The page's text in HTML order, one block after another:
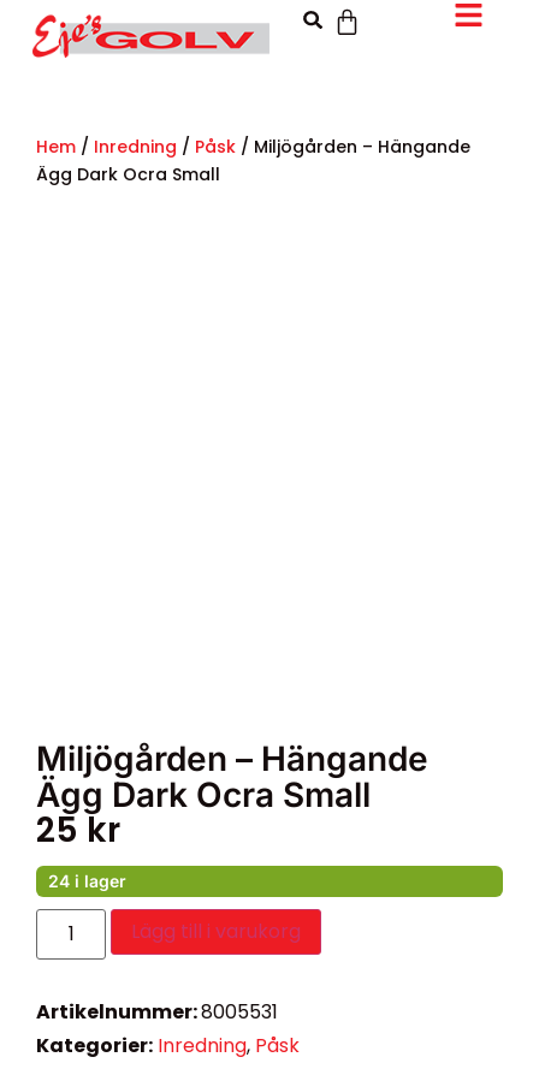
Hem / Inredning / Påsk / Miljögården – Hängande
Ägg Dark Ocra Small
Miljögården – Hängande
Ägg Dark Ocra Small
25 kr
24 i lager
Lägg till i varukorg
Artikelnummer:8005531
Kategorier: Inredning, Påsk